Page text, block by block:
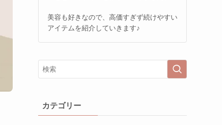
美容も好きなので、高価すぎず続けやすい
アイテムを紹介していきます♪
カテゴリー